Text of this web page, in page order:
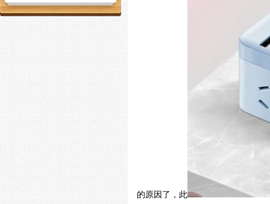
的原因了，此